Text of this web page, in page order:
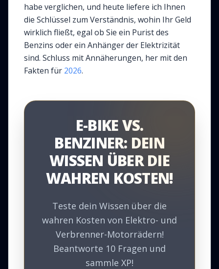
habe verglichen, und heute liefere ich Ihnen
die Schlüssel zum Verständnis, wohin Ihr Geld
wirklich fließt, egal ob Sie ein Purist des
Benzins oder ein Anhänger der Elektrizität
sind. Schluss mit Annäherungen, her mit den
Fakten für 2026.
E-BIKE VS.
BENZINER: DEIN
WISSEN ÜBER DIE
WAHREN KOSTEN!
Teste dein Wissen über die
wahren Kosten von Elektro- und
Verbrenner-Motorrädern!
Beantworte 10 Fragen und
sammle XP!